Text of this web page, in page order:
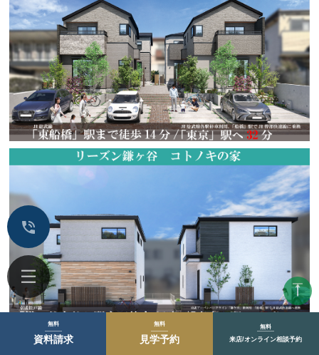
無料
資料請求
無料
見学予約
無料
来店/オンライン相談予約